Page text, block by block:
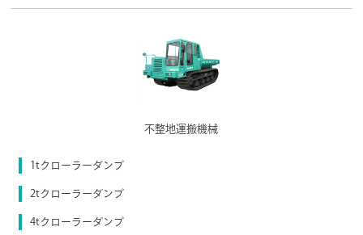
不整地運搬機械
1tクローラーダンプ
2tクローラーダンプ
4tクローラーダンプ